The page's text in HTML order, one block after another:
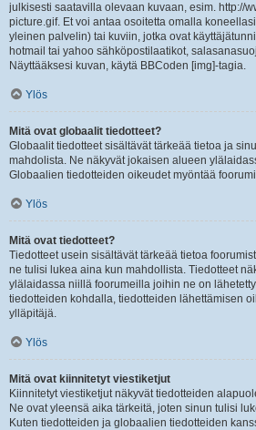
julkisesti saatavilla olevaan kuvaan, esim. http://
picture.gif. Et voi antaa osoitetta omalla
yleinen palvelin) tai kuviin, jotka ovat
hotmail tai yahoo sähköpostilaatikot,
Näyttääksesi kuvan, käytä BBCoden [img]-tagia.
Ylös
Mitä ovat globaalit tiedotteet?
Globaalit tiedotteet sisältävät tärkeää tietoa ja
mahdolista. Ne näkyvät jokaisen alueen
Globaalien tiedotteiden oikeudet myöntää
Ylös
Mitä ovat tiedotteet?
Tiedotteet usein sisältävät tärkeää tietoa
ne tulisi lukea aina kun mahdollista. Tiedotteet
ylälaidassa niillä foorumeilla joihin ne on
tiedotteiden kohdalla, tiedotteiden lähettämisen
ylläpitäjä.
Ylös
Mitä ovat kiinnitetyt viestiketjut
Kiinnitetyt viestiketjut näkyvät tiedotteiden
Ne ovat yleensä aika tärkeitä, joten sinun tulisi
Kuten tiedotteiden ja globaalien tiedotteiden